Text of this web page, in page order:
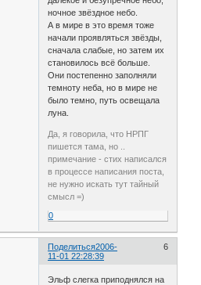
ночное звёздное небо.
А в мире в это время тоже
начали проявляться звёзды,
сначала слабые, но затем их
становилось всё больше.
Они постепенно заполняли
темноту неба, но в мире не
было темно, путь освещала
луна.
Да, я говорила, что НРПГ
пишется тама, но ..
примечание - стих написался
в процессе написания поста,
не нужно искать тут тайный
смысл =)
0
Поделиться 6
2006-
11-01 22:28:39
Эльф слегка приподнялся на